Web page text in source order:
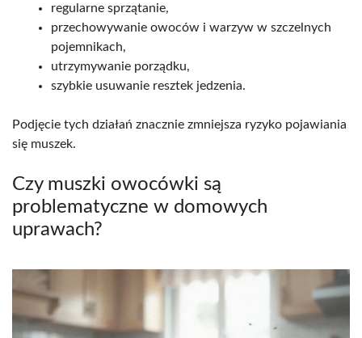
regularne sprzątanie,
przechowywanie owoców i warzyw w szczelnych
pojemnikach,
utrzymywanie porządku,
szybkie usuwanie resztek jedzenia.
Podjęcie tych działań znacznie zmniejsza ryzyko pojawiania
się muszek.
Czy muszki owocówki są
problematyczne w domowych
uprawach?